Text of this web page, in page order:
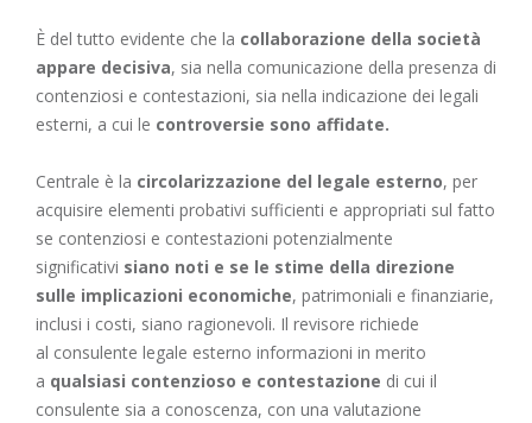
È del tutto evidente che la collaborazione della società
appare decisiva, sia nella comunicazione della presenza di
contenziosi e contestazioni, sia nella indicazione dei legali
esterni, a cui le controversie sono affidate.
Centrale è la circolarizzazione del legale esterno, per
acquisire elementi probativi sufficienti e appropriati sul fatto
se contenziosi e contestazioni potenzialmente
significativi siano noti e se le stime della direzione
sulle implicazioni economiche, patrimoniali e finanziarie,
inclusi i costi, siano ragionevoli. Il revisore richiede
al consulente legale esterno informazioni in merito
a qualsiasi contenzioso e contestazione di cui il
consulente sia a conoscenza, con una valutazione